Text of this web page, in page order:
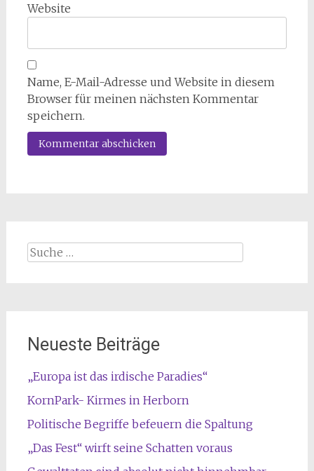
Website
Name, E-Mail-Adresse und Website in diesem
Browser für meinen nächsten Kommentar
speichern.
Suche
nach:
Neueste Beiträge
„Europa ist das irdische Paradies“
KornPark- Kirmes in Herborn
Politische Begriffe befeuern die Spaltung
„Das Fest“ wirft seine Schatten voraus